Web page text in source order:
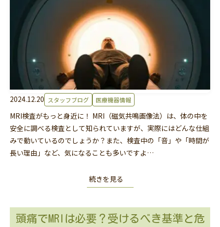
2024.12.20 スタッフブログ 医療機器情報
MRI検査がもっと身近に！ MRI（磁気共鳴画像法）は、体の中を
安全に調べる検査として知られていますが、実際にはどんな仕組
みで動いているのでしょうか？また、検査中の「音」や「時間が
長い理由」など、気になることも多いですよ…
続きを見る
頭痛でMRIは必要？受けるべき基準と危